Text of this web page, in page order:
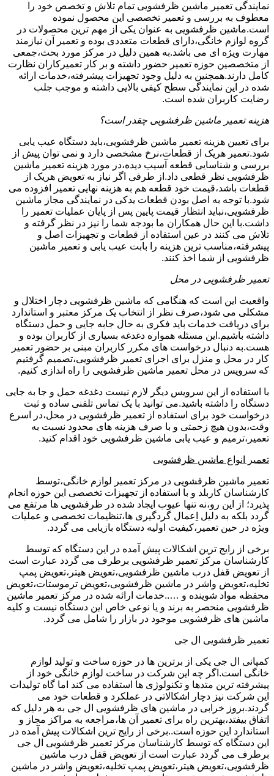
نمایندگی تعمیر ماشین ظرفشویی تمام تلاش و تخصص خود را
معطوف به بررسی و تعمیر تخصصی این محصول نموده
است.ماشین ظرفشویی به عنوان یکی از مهم ترین محصولات در
گروه لوازم خانگی،دارای قطعات متعددی بوده و تعمیر آن نیازمند
مهارت ویژه ای می باشد.به همین دلیل در مرکز مورد بحث،جمعی
از متخصصین حوزه تعمیر حضور داشته و بر کار تعمیرکاران نظارت
کامل دارند.همچنین به دلیل وجود تجهیزات پیشرفته،خدمات ارائه
شده در این نمایندگی سطح کیفی بالایی داشته و موجب جلب
رضایت کاربران شده است.
هزینه تعمیر ماشین ظرفشویی چقدر است؟
برای تعیین هزینه تعمیر ماشین ظرفشویی،باید دستگاه عیب یابی
شود.تعمیر هریک از قطعات،نرخ مشخصی دارد و نمی توان پیش از
بررسی و شناسایی قطعه آسیب دیده،در مورد هزینه تعمیر ماشین
ظرفشویی نظر قطعی داد.از طرفی اگر نیاز به تعویض هریک از
قطعات باشد،قیمت خود قطعه هم به هزینه نهایی تعمیر افزوده می
شود.با توجه به اصل بودن قطعات یدکی در نمایندگی مجاز ماشین
ظرفشویی،نباید انتظار قیمت پایین پس از پایان عملیات تعمیر را
داشت.با این حال همکاران ما بودجه شما را نیز در نظر گرفته و
تلاش می کنند در عین استفاده از قطعات و تجهیزات اصل و
پیشرفته،مناسب ترین هزینه را بابت عیب یابی و تعمیر ماشین
ظرفشویی از شما اخذ کنند.
تعمیر ظرفشویی در محل
واقعیت این است که هنگامی که ماشین ظرفشویی دچار اختلال و
مشکلی می شود،صرف نظر از انتخاب یک مرکز معتبر و استاندارد
برای دریافت خدمات باید فکری به حال جابه جایی و حمل دستگاه
داشته باشیم.این مسئله همواره دغدغه بسیاری از کاربران بوده و
هست.به دنبال درخواست های مکرر کاربران مبنی بر حضور تعمیر
کار در محل و منزل برای اجرای تعمیر ظرفشویی،تصمیم گرفتیم
که سرویس در محل تعمیر ماشین ظرفشویی را راه اندازی کنیم.
با استفاده از این سرویس دیگر لازم نیست دغدغه حمل و جا به جایی
دستگاه را داشته باشید.می توانید با یک تماس تلفنی ساده و ثبت
درخواست خود برای استفاده از تعمیر ظرفشویی در محل،در اسرع
وقت،بدون هیچ زحمتی و با صرف هزینه های محدود نسبت به
تعمیر،ترمیم و عیب یابی ماشین ظرفشویی خود اقدام کنید.
تعمیر انواع ماشین ظرفشویی
تعمیر ماشین ظرفشویی در مرکز تعمیر لوازم خانگی،توسط
کارشناسان کاربلد و با استفاده از تجهیزات تخصصی این حوزه انجام
پذیرد؛ از این رو،نه تنها عیوب ایجاد شده در ظرفشویی ها مرتفع می
گردد بلکه به دلیل اِعمال گردگیری ها،تنظیمات تخصصی و عملیات
ویژه در حین تعمیر،کیفیت اولیه دستگاه بازیابی می گردد.
برخی از رایج ترین اشکالات پیش آمده در این دستگاه که توسط
کارشناسان مرکز تعمیر ظرفشویی برطرف می گردد عبارت است
از تعویض قفل درب ماشین ظرفشویی،تعویض هیتر،تعویض پمپ
تخلیه،تعویض واشر در ماشین ظرفشویی،تعویض ترموستات،تعویض
محفظه مواد شوینده و …..خدمات ارائه شده در مرکز تعمیر ماشین
ظرفشویی منحصر به برند و یا نوعی خاص این دستگاه نیست و کلیه
ماشین های ظرفشویی موجود در بازار را شامل می گردد.
تعمیر ظرفشویی ال جی
کمپانی ال جی یکی از برترین ها در حوزه ساخت و تولید لوازم
خانگی است.اگر چه این شرکت در ساخت لوازم خانگی خود از
پیشرفته ترین متدها و تکنولوژی ها استفاده می کند اما گاه تولیدات
این شرکت نیز دچار اشکالاتی در عملکرد و قطعات خود می
گردند.بروز خرابی در ماشین های ظرفشویی ال جی به هر دلیل که
اتفاق بیفتد،بهترین راه برای تعمیر آن ها،مراجعه به مراکز مجاز و
استاندارد این حوزه است..برخی از رایج ترین اشکالات پیش آمده در
این دستگاه که توسط کارشناسان مرکز تعمیر ظرفشویی ال جی
برطرف می گردد عبارت است از تعویض قفل درب ماشین
ظرفشویی،تعویض هیتر،تعویض پمپ تخلیه،تعویض واشر در ماشین